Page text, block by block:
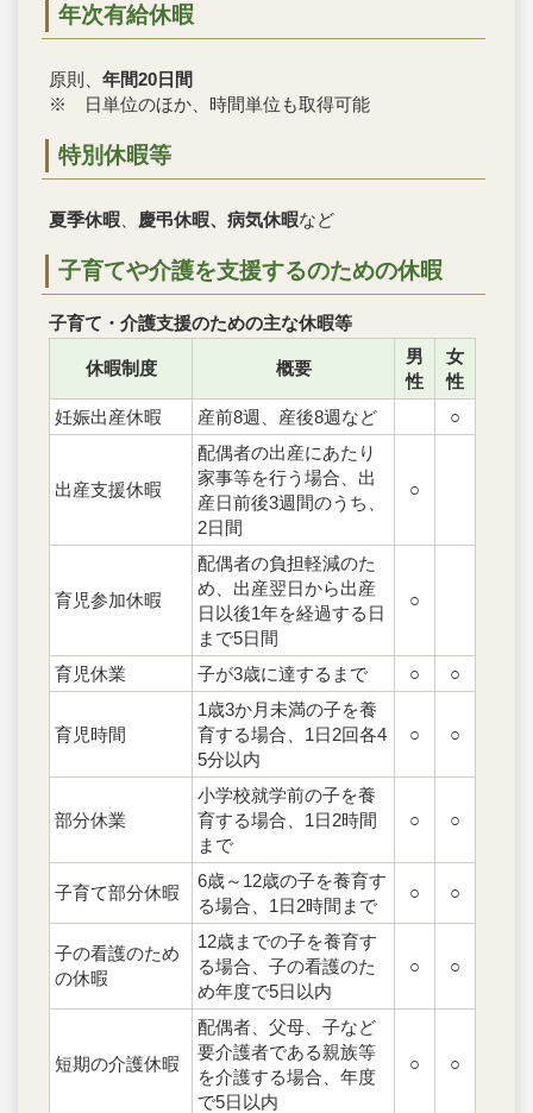
年次有給休暇
原則、 年間20日間
※ 日単位のほか、時間単位も取得可能
特別休暇等
夏季休暇 慶弔休暇、病気休暇など
子育てや介護を支援するのための休暇
子育て・介護支援のための主な休暇等
休暇制度 概要
男
性
女
性
妊娠出産休暇
産前8週、産後8週など ○
出産支援休暇
配偶者の出産にあたり
家事等を行う場合、出
産日前後3週間のうち、
2日間
○
育児参加休暇
配偶者の負担軽減のた
め、出産翌日から出産
日以後1年を経過する日
まで5日間
○
育児休業 子が3歳に達するまで ○ ○
育児時間
1歳3か月未満の子を養
育する場合、1日2回各4
5分以内
○ ○
部分休業
小学校就学前の子を養
育する場合、1日2時間
まで
○ ○
子育て部分休暇
6歳～12歳の子を養育す
る場合、1日2時間まで
○ ○
子の看護のため
の休暇
12歳までの子を養育す
る場合、子の看護のた
め年度で5日以内
○ ○
短期の介護休暇
配偶者、父母、子など
要介護者である親族等
を介護する場合、年度
で5日以内
○ ○